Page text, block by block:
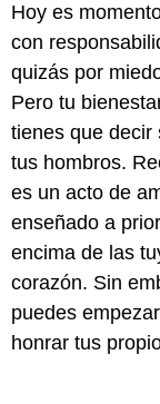
Hoy es
con
quizás por
Pero tu
tienes que decir
tus hombros.
es un acto de
enseñado a
encima de las
corazón. Sin
puedes
honrar tus